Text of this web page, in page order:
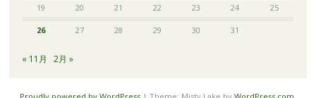
善・
ミ
美
19 20 21 22 23 24 25
26 27 28 29 30 31
« 11月 2月 »